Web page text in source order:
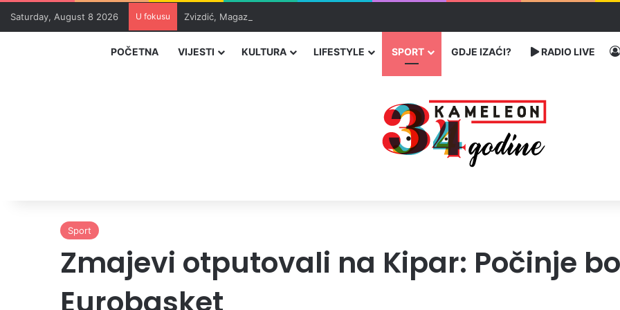
Saturday, August 8 2026 U fokusu Zvizdić, Magazinović i Kojović traže poseban status za Memorijalni centar Srebrenica
POČETNA VIJESTI KULTURA LIFESTYLE SPORT GDJE IZAĆI? RADIO LIVE
Sport
Zmajevi otputovali na Kipar: Počinje
Eurobasket